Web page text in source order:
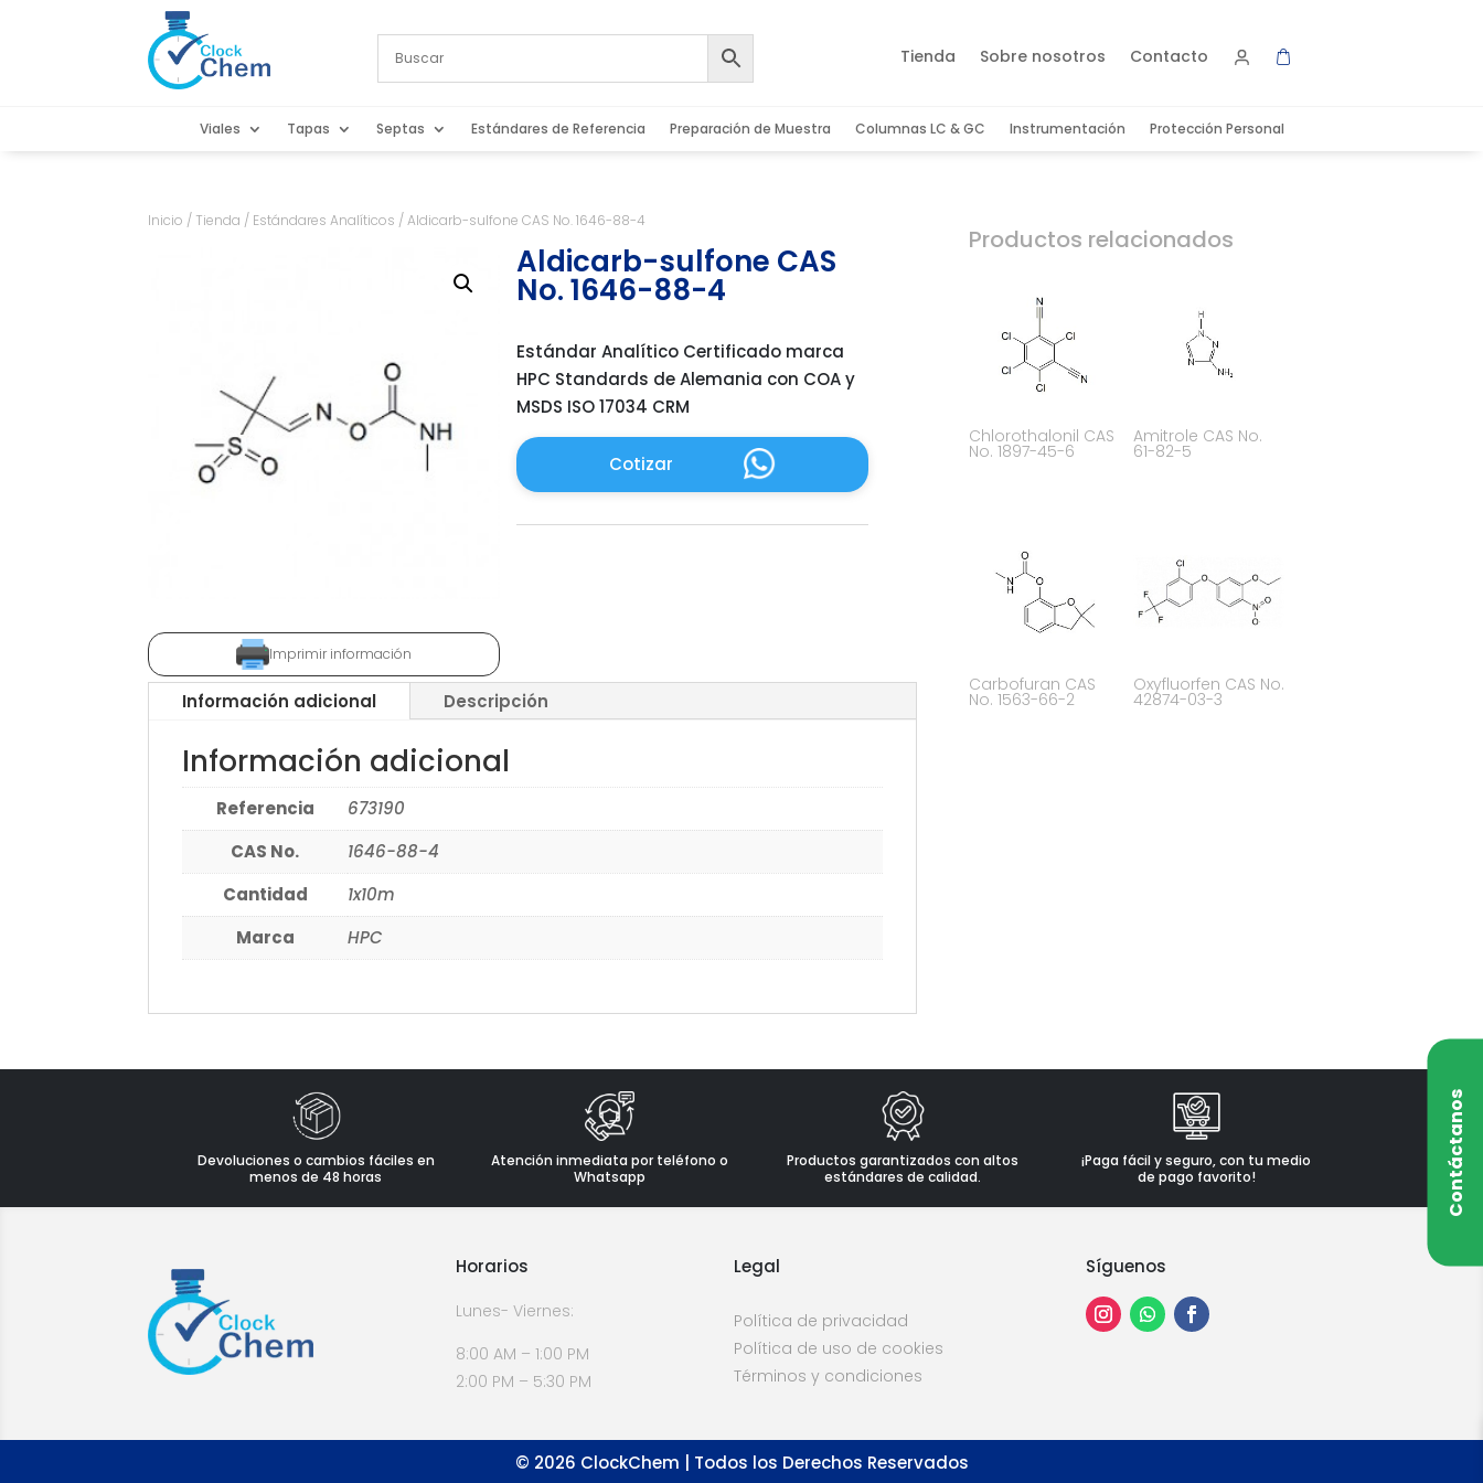
Tienda Sobre nosotros Contacto
Viales Tapas Septas Estándares de Referencia Preparación de Muestra Columnas LC & GC Instrumentación Protección Personal
Inicio / Tienda / Estándares Analíticos / Aldicarb-sulfone CAS No. 1646-88-4
Imprimir información
Aldicarb-sulfone CAS
No. 1646-88-4
Estándar Analítico Certificado marca
HPC Standards de Alemania con COA y
MSDS ISO 17034 CRM
Cotizar
Información adicional Descripción
Información adicional
Referencia
673190
CAS No.
1646-88-4
Cantidad
1x10m
Marca
HPC
Productos relacionados
Chlorothalonil CAS
No. 1897-45-6
Amitrole CAS No.
61-82-5
Carbofuran CAS
No. 1563-66-2
Oxyfluorfen CAS No.
42874-03-3
Devoluciones o cambios fáciles en
menos de 48 horas
Atención inmediata por teléfono o
Whatsapp
Productos garantizados con altos
estándares de calidad.
¡Paga fácil y seguro, con tu medio
de pago favorito!
Contáctanos
Horarios
Lunes- Viernes:
8:00 AM – 1:00 PM
2:00 PM – 5:30 PM
Legal
Política de privacidad
Política de uso de cookies
Términos y condiciones
Síguenos
© 2026 ClockChem | Todos los Derechos Reservados